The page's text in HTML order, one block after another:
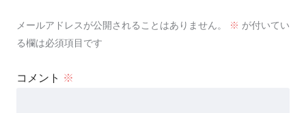
メールアドレスが公開されることはありません。 ※ が付いてい
る欄は必須項目です
コメント ※